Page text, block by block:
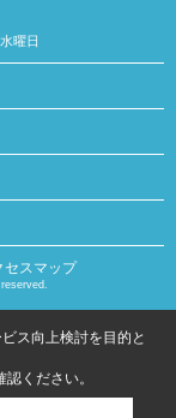
曜日
セスマップ
ス向上検討を目的と
認ください。